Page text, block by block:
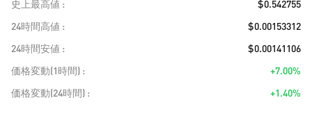
史上最高値
$0.542755
24時間高値
$0.00153312
24時間安値
$0.00141106
価格変動(1時間)
+7.00%
価格変動(24時間)
+1.40%